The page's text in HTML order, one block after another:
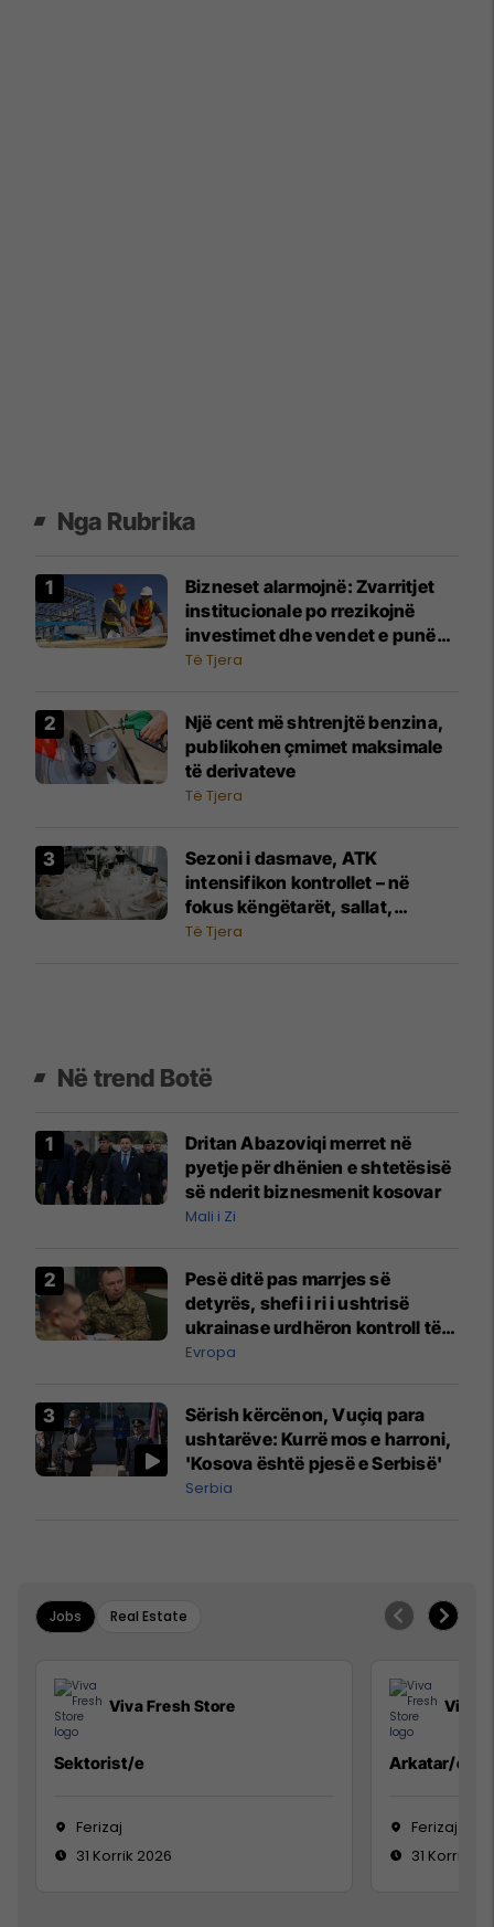
Nga Rubrika
Bizneset alarmojnë: Zvarritjet
institucionale po rrezikojnë
investimet dhe vendet e punës
në sektorin e ndërtimit
Të Tjera
Një cent më shtrenjtë benzina,
publikohen çmimet maksimale
të derivateve
Të Tjera
Sezoni i dasmave, ATK
intensifikon kontrollet – në
fokus këngëtarët, sallat,
fotografët dhe shërbimet tjera
Të Tjera
Në trend Botë
Dritan Abazoviqi merret në
pyetje për dhënien e shtetësisë
së nderit biznesmenit kosovar
Mali i Zi
Pesë ditë pas marrjes së
detyrës, shefi i ri i ushtrisë
ukrainase urdhëron kontroll të
madh
Evropa
Sërish kërcënon, Vuçiq para
ushtarëve: Kurrë mos e harroni,
'Kosova është pjesë e Serbisë'
Serbia
Jobs Real Estate
Viva Fresh Store
Sektorist/e
Ferizaj
31 Korrik 2026
Viva
Arkatar/e
Ferizaj
31 Korrik